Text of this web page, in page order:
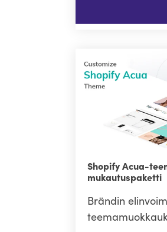
Shopify Acua-
mukautuspaketti
Brändin